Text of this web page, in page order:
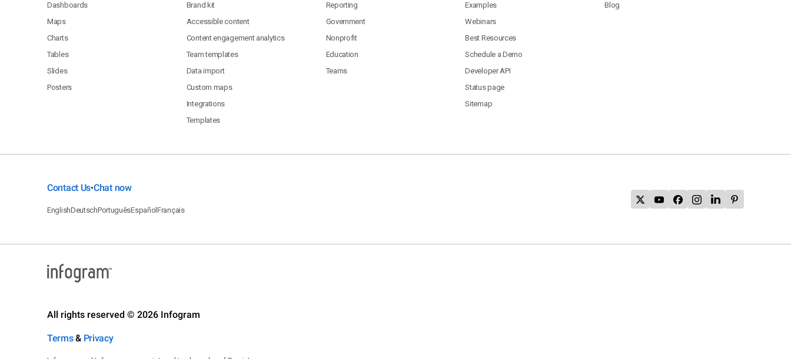
Dashboards
Maps
Charts
Tables
Slides
Posters
Brand kit
Accessible content
Content engagement analytics
Team templates
Data import
Custom maps
Integrations
Templates
Reporting
Government
Nonprofit
Education
Teams
Examples
Webinars
Best Resources
Schedule a Demo
Developer API
Status page
Sitemap
Blog
Contact Us•Chat now
EnglishDeutschPortuguêsEspañolFrançais
All rights reserved © 2026 Infogram
Terms& Privacy